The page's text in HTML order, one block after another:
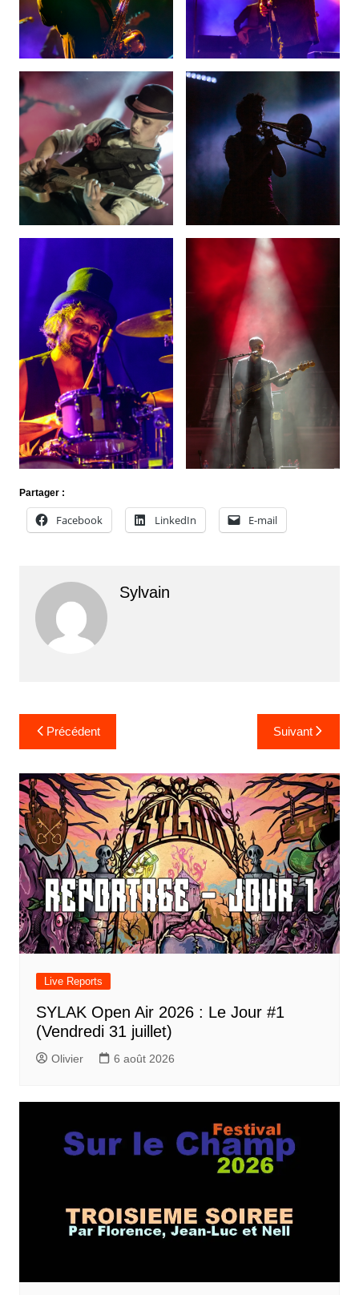
Partager :
Facebook LinkedIn E-mail
Sylvain
Navigation
de
l’article
Précédent Suivant
Live Reports
SYLAK Open Air 2026 : Le Jour #1
(Vendredi 31 juillet)
Olivier 6 août 2026